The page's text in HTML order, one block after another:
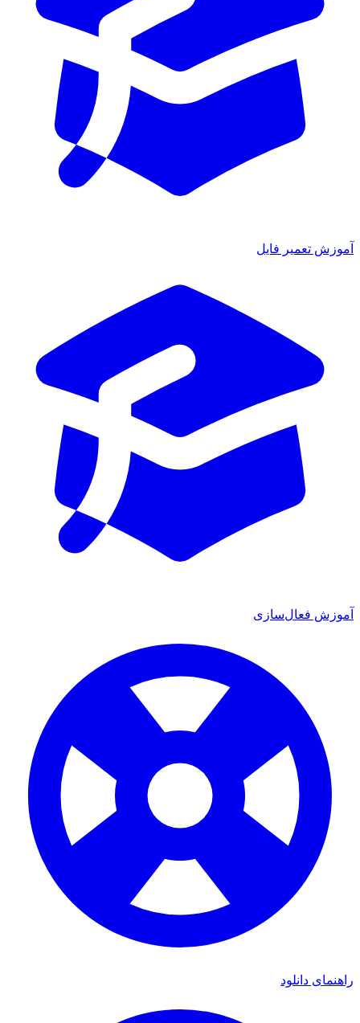
آموزش تعمیر فایل
آموزش فعال‌سازی
راهنمای دانلود